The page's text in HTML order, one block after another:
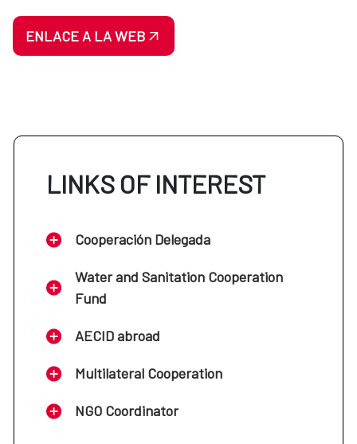
ENLACE A LA WEB
LINKS OF INTEREST
Cooperación Delegada
Water and Sanitation Cooperation
Fund
AECID abroad
Multilateral Cooperation
NGO Coordinator